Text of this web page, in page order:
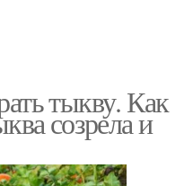
тыкву. Как
созрела и